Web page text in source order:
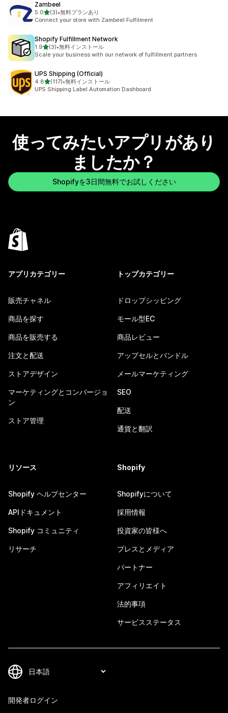
Zambeel
5.05つ星中
(3)
合計レビュー数：3件
•無料プランあり
Connect your store with Zambeel Fulfilment
Shopify Fulfillment Network
1.95つ星中
(3)
合計レビュー数：3件
•無料インストール
Scale your business with our network of fulfillment partners
UPS Shipping (Official)
4.85つ星中
(117)
合計レビュー数：117件
•無料インストール
UPS Shipping Label Automation Dashboard
使ってみたいアプリがあり
ましたか？
Shopifyを3日間無料でお試しください
アプリカテゴリー
販売チャネル
商品を探す
商品を販売する
注文と配送
ストアデザイン
マーケティングとコンバージョ
ン
ストア管理
トップカテゴリー
ドロップシッピング
モール型EC
商品レビュー
アップセルとバンドル
メールマーケティング
SEO
配送
通貨と翻訳
リソース
Shopify ヘルプセンター
APIドキュメント
Shopify コミュニティ
リサーチ
Shopify
Shopifyについて
採用情報
投資家の皆様へ
プレスとメディア
パートナー
アフィリエイト
法的事項
サービスステータス
開発者ログイン